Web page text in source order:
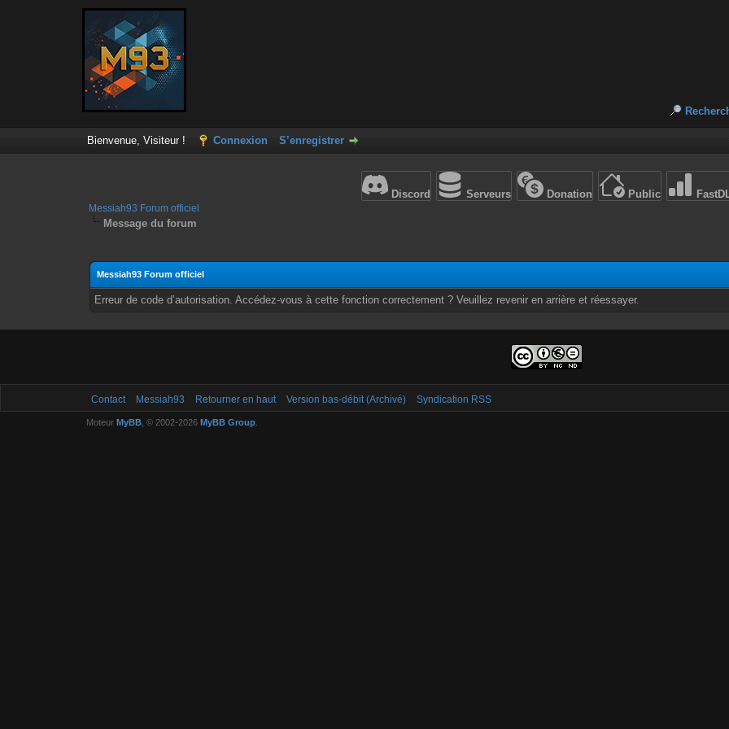
Bienvenue, Visiteur ! Connexion S’enregistrer
Discord Serveurs Donation Public
Messiah93 Forum officiel
Message du forum
Messiah93 Forum officiel
Erreur de code d’autorisation. Accédez-vous à cette fonction correctement ? Veuillez revenir en arrière et réessayer.
Contact Messiah93 Retourner en haut Version bas-débit (Archivé) Syndication RSS
Moteur MyBB, © 2002-2026 MyBB Group.